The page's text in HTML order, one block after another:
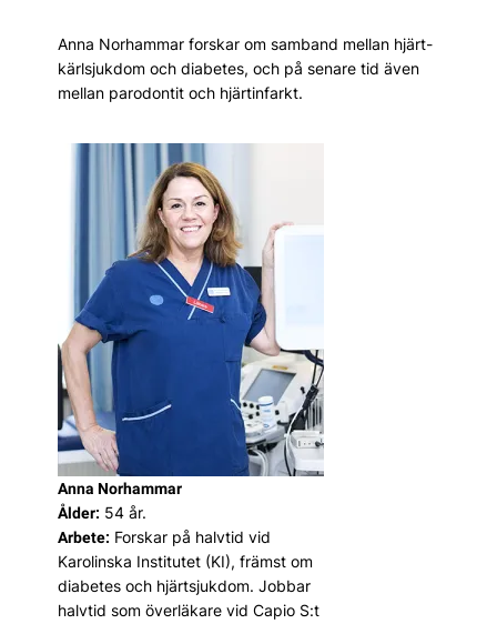
Anna Norhammar forskar om samband mellan hjärt-
kärlsjukdom och dia­be­tes, och på senare tid även
mellan parodontit och hjärt­infarkt.
Anna Norhammar
Ålder: 54 år.
Arbete: Forskar på halvtid vid
Karolinska Institutet (KI), främst om
diabetes och hjärtsjukdom. Jobbar
halvtid som överläkare vid Capio S:t